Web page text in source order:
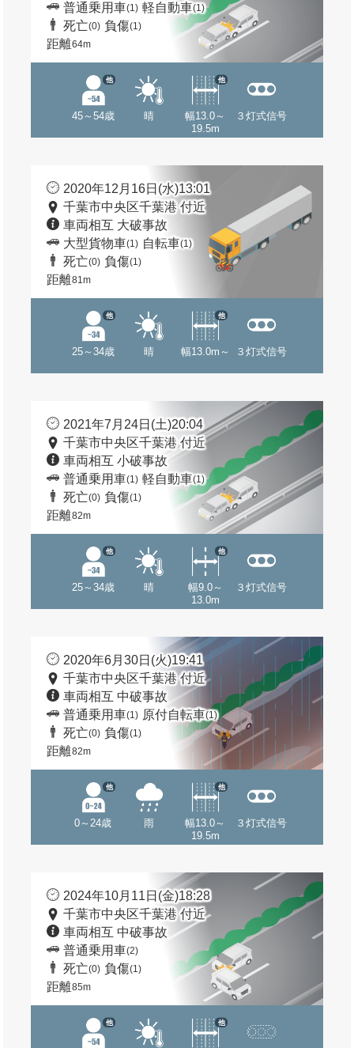
普通乗用車(1) 軽自動車(1)
死亡(0) 負傷(1)
距離64m
45～54歳
他
晴
幅13.0～
19.5m
他
３灯式信号
2020年12月16日(水)13:01
千葉市中央区千葉港 付近
車両相互 大破事故
大型貨物車(1) 自転車(1)
死亡(0) 負傷(1)
距離81m
25～34歳
他
晴 幅13.0m～
他
３灯式信号
2021年7月24日(土)20:04
千葉市中央区千葉港 付近
車両相互 小破事故
普通乗用車(1) 軽自動車(1)
死亡(0) 負傷(1)
距離82m
25～34歳
他
晴
幅9.0～
13.0m
他
３灯式信号
2020年6月30日(火)19:41
千葉市中央区千葉港 付近
車両相互 中破事故
普通乗用車(1) 原付自転車(1)
死亡(0) 負傷(1)
距離82m
0～24歳
他
雨
幅13.0～
19.5m
他
３灯式信号
2024年10月11日(金)18:28
千葉市中央区千葉港 付近
車両相互 中破事故
普通乗用車(2)
死亡(0) 負傷(1)
距離85m
他 他